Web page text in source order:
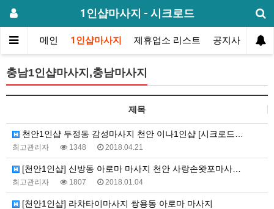
1인샵마사지 - 시크로드
메인 1인샵마사지 제휴업소 리스트 공지사항 방
충남1인샵마사지,충남마사지
제목
천안1인샵 두정동 감성마사지 천안 이나1인샵 [시크로드…
최고관리자 1348 2018.04.21
[천안1인샵] 신방동 아로마 마사지 천안 사랑손왓포마사…
최고관리자 1807 2018.01.04
[천안1인샵] 라차타이마사지 쌍용동 아로마 마사지